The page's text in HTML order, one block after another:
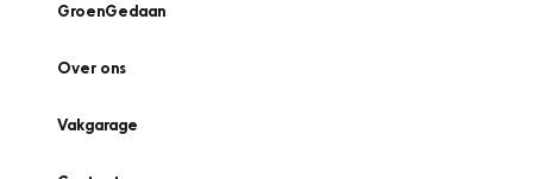
GroenGedaan
Over ons
Vakgarage